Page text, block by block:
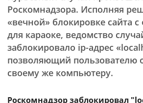
Роскомнадзора. Исполняя
«вечной» блокировке сайта
для караоке, ведомство
заблокировало ip-адрес
позволяющий пользователю
своему же компьютеру.
Роскомнадзор заблокировал